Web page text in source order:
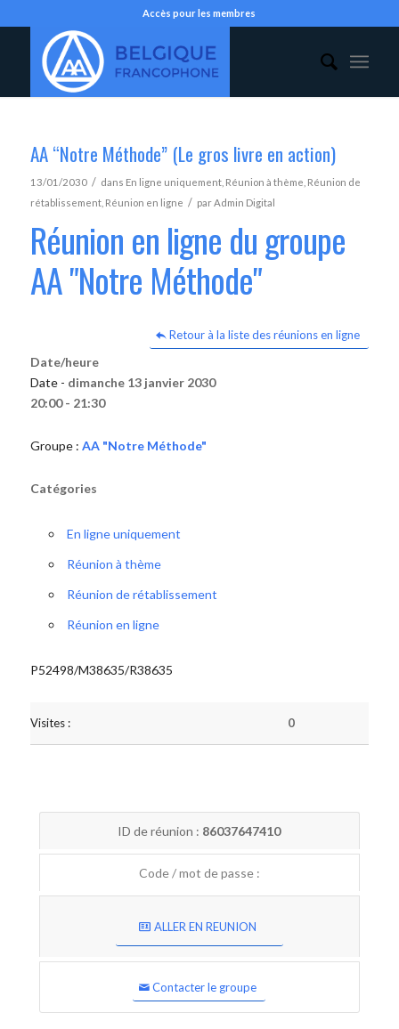
Accès pour les membres
AA “Notre Méthode” (Le gros livre en action)
13/01/2030 / dans En ligne uniquement, Réunion à thème Réunion de
rétablissement, Réunion en ligne / parAdmin Digital
Réunion en ligne du groupe
AA "Notre Méthode"
Retour à la liste des réunions en ligne
Date/heure
Date - dimanche 13 janvier 2030
20:00 - 21:30
Groupe : AA "Notre Méthode"
Catégories
En ligne uniquement
Réunion à thème
Réunion de rétablissement
Réunion en ligne
P52498/M38635/R38635
Visites : 0
ID de réunion : 86037647410
Code / mot de passe :
ALLER EN REUNION
Contacter le groupe